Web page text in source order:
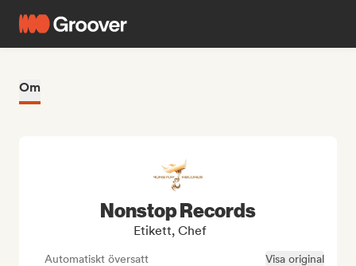
Om
Nonstop Records
Etikett, Chef
Automatiskt översatt Visa original